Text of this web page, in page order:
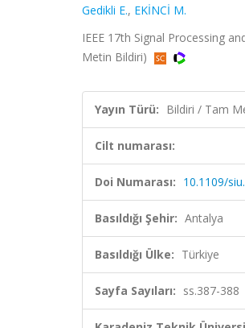
Gedikli E., EKİNCİ M.
IEEE 17th Signal Processing
Metin Bildiri)
Yayın Türü: Bildiri / Tam
Cilt numarası:
Doi Numarası: 10.1109/
Basıldığı Şehir: Antalya
Basıldığı Ülke: Türkiye
Sayfa Sayıları: ss.387-388